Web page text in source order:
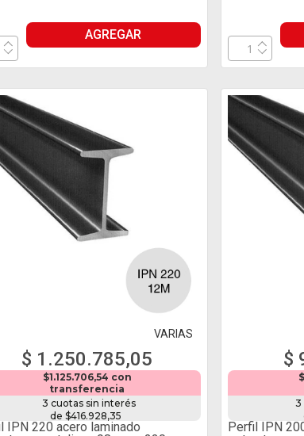
AGREGAR
VARIAS
$ 1.250.785,05
$1.125.706,54 con
transferencia
3 cuotas sin interés
de $416.928,35
IPN 220 acero laminado
$
3
Perfil IPN